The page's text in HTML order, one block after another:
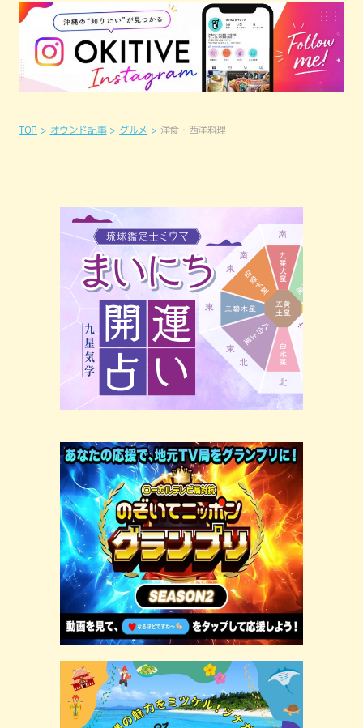
TOP オウンド記事 グルメ 洋食・西洋料理